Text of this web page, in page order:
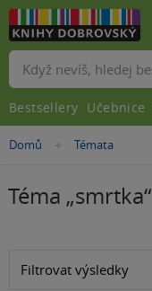
Domů »
Témata
Téma „smrtka“
Filtrovat výsledky
Vyhledávání
Bestsellery Učebnice